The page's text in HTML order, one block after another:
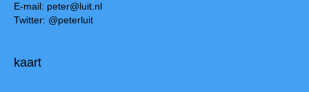
E-mail: peter@luit.nl
Twitter: @peterluit
kaart